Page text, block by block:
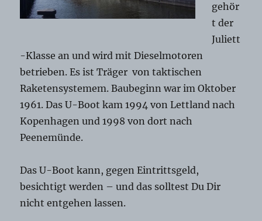
gehör
t der
Juliett
-Klasse an und wird mit Dieselmotoren
betrieben. Es ist Träger von taktischen
Raketensystemem. Baubeginn war im Oktober
1961. Das U-Boot kam 1994 von Lettland nach
Kopenhagen und 1998 von dort nach
Peenemünde.
Das U-Boot kann, gegen Eintrittsgeld,
besichtigt werden – und das solltest Du Dir
nicht entgehen lassen.